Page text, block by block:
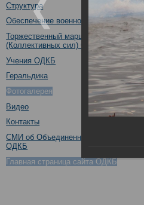
Структура
Обеспечение военной безопасности
Торжественный марш Войск
(Коллективных сил) ОДКБ
Учения ОДКБ
Геральдика
Фотогалерея
Видео
Контакты
СМИ об Объединенном штабе
ОДКБ
Главная страница сайта ОДКБ